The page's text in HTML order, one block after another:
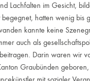
Lachfalten im Gesicht,
hatten wenig bis
kannte keine
auch als
Darin waren wir
Graubünden geboren,